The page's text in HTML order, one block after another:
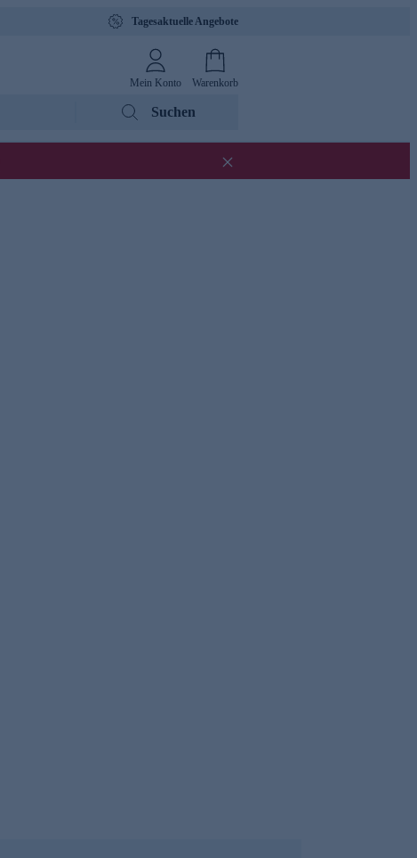
Tagesaktuelle Angebote
Mein Konto Warenkorb
Suchen